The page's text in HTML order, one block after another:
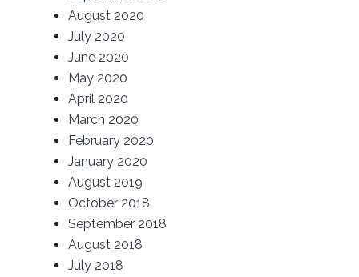
August 2020
July 2020
June 2020
May 2020
April 2020
March 2020
February 2020
January 2020
August 2019
October 2018
September 2018
August 2018
July 2018